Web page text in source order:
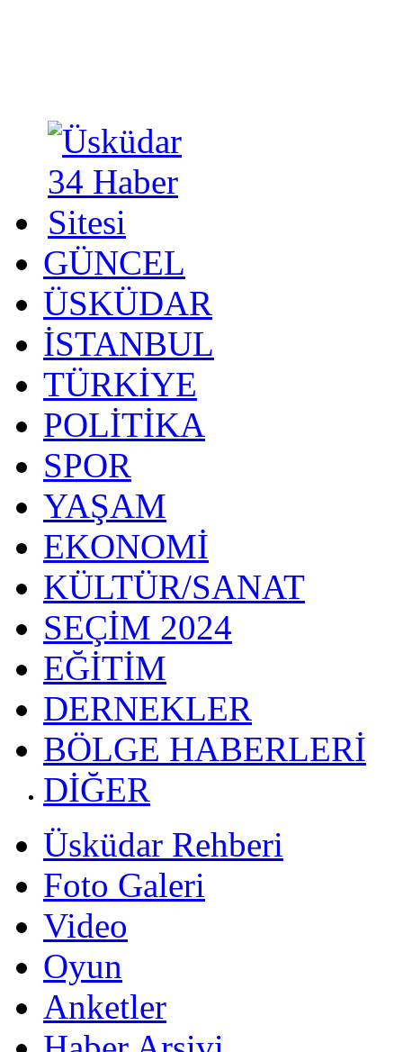
GÜNCEL
ÜSKÜDAR
İSTANBUL
TÜRKİYE
POLİTİKA
SPOR
YAŞAM
EKONOMİ
KÜLTÜR/SANAT
SEÇİM 2024
EĞİTİM
DERNEKLER
BÖLGE HABERLERİ
DİĞER
Üsküdar Rehberi
Foto Galeri
Video
Oyun
Anketler